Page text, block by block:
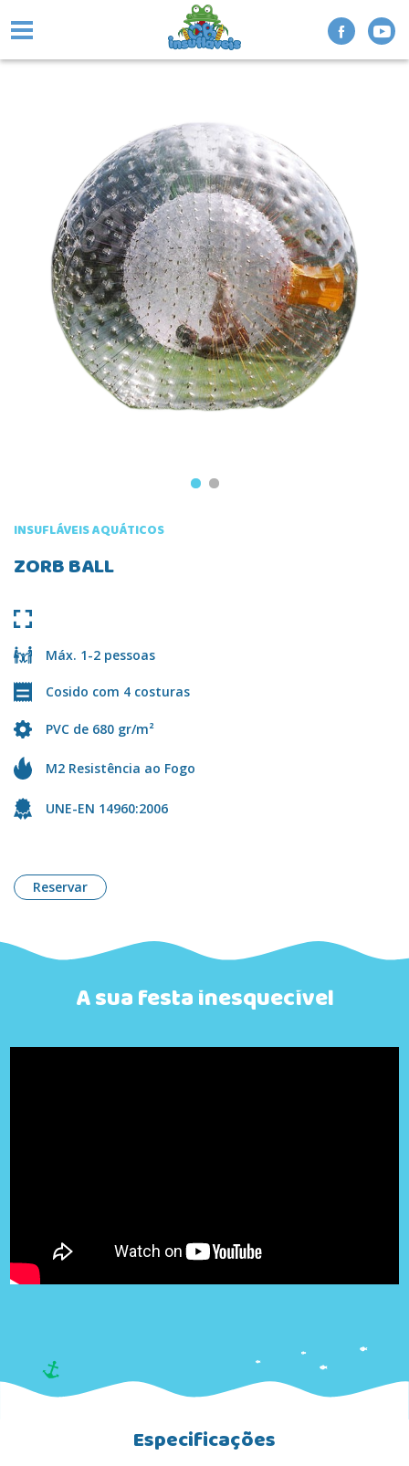
INSUFLÁVEIS AQUÁTICOS
ZORB BALL
Máx. 1-2 pessoas
Cosido com 4 costuras
PVC de 680 gr/m²
M2 Resistência ao Fogo
UNE-EN 14960:2006
Reservar
A sua festa inesquecível
Especificações